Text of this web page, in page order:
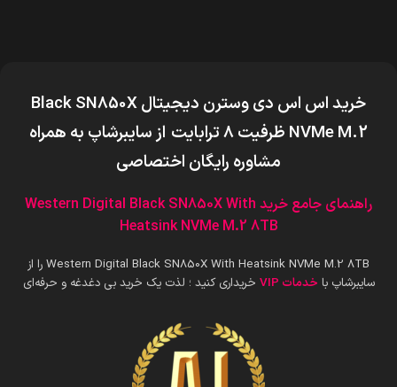
خرید اس اس دی وسترن دیجیتال Black SN850X
NVMe M.2 ظرفیت 8 ترابایت
از سایبرشاپ به همراه
مشاوره رایگان اختصاصی
راهنمای جامع خرید Western Digital Black SN850X With
Heatsink NVMe M.2 8TB
Western Digital Black SN850X With Heatsink NVMe M.2 8TB را از
سایبرشاپ با خدمات VIP خریداری کنید ؛ لذت یک خرید بی دغدغه و حرفه‌ای